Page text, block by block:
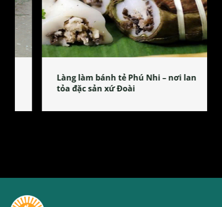
Làng làm bánh tẻ Phú Nhi – nơi lan
tỏa đặc sản xứ Đoài